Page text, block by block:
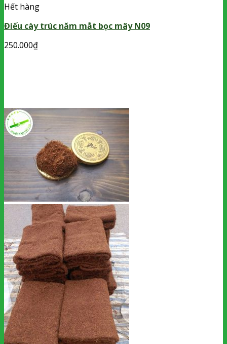
Hết hàng
Điếu cày trúc năm mắt bọc mây N09
250.000₫